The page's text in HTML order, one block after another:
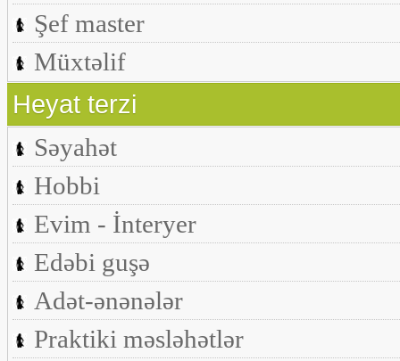
Şef master
Müxtəlif
Heyat terzi
Səyahət
Hobbi
Evim - İnteryer
Edəbi guşə
Adət-ənənələr
Praktiki məsləhətlər